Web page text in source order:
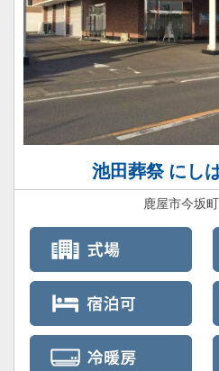
池田葬祭 にし
鹿屋市今坂